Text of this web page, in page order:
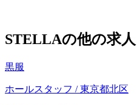
STELLAの他の求人
黒服
ホールスタッフ / 東京都北区